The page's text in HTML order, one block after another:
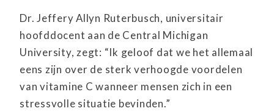
Dr. Jeffery Allyn Ruterbusch, universitair
hoofddocent aan de Central Michigan
University, zegt: “Ik geloof dat we het allemaal
eens zijn over de sterk verhoogde voordelen
van vitamine C wanneer mensen zich in een
stressvolle situatie bevinden.”